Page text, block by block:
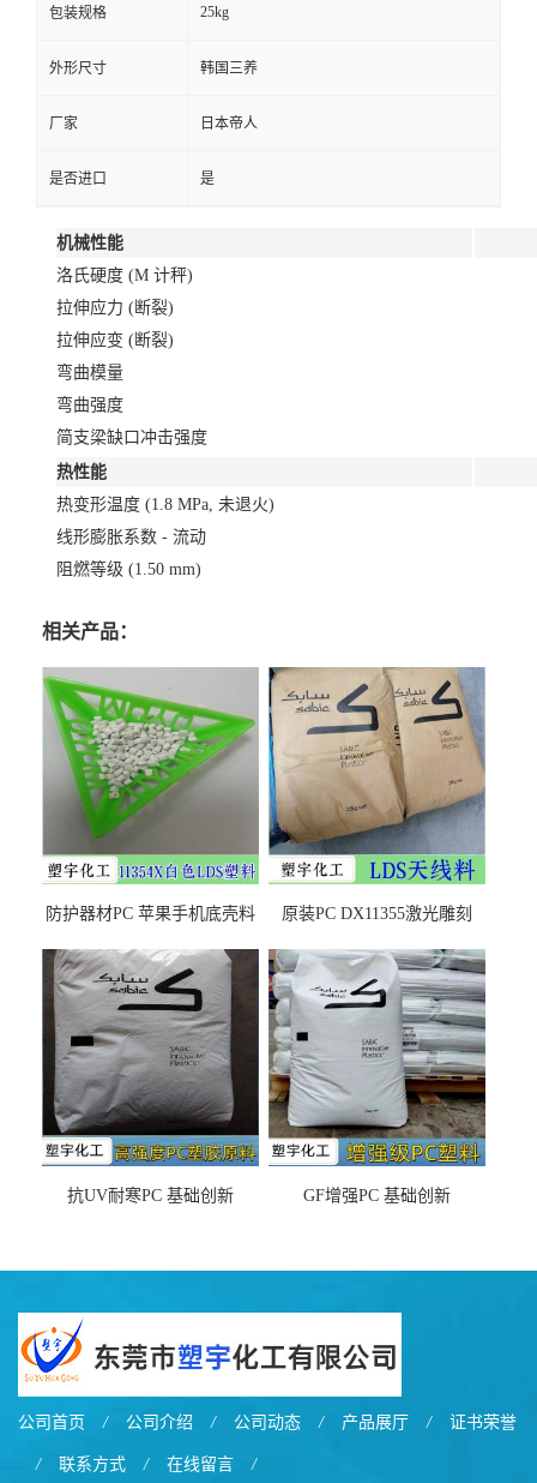
包装规格 25kg
外形尺寸 韩国三养
厂家 日本帝人
是否进口 是
机械性能
洛氏硬度 (M 计秤)
拉伸应力 (断裂)
拉伸应变 (断裂)
弯曲模量
弯曲强度
简支梁缺口冲击强度
热性能
热变形温度 (1.8 MPa, 未退火)
线形膨胀系数 - 流动
阻燃等级 (1.50 mm)
相关产品：
防护器材PC 苹果手机底壳料
之忧
原装PC DX11355激光雕刻
抗UV耐寒PC 基础创新
GF增强PC 基础创新
公司首页 / 公司介绍 / 公司动态 / 产品展厅 / 证书荣誉
/ 联系方式 / 在线留言 /